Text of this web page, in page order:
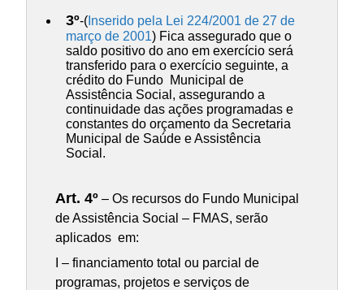
3º-( Inserido pela Lei 224/2001 de 27 de
março de 2001) Fica assegurado que o
saldo positivo do ano em exercício será
transferido para o exercício seguinte, a
crédito do Fundo Municipal de
Assistência Social, assegurando a
continuidade das ações programadas e
constantes do orçamento da Secretaria
Municipal de Saúde e Assistência
Social.
Art. 4º – Os recursos do Fundo Municipal
de Assistência Social – FMAS, serão
aplicados em:
I – financiamento total ou parcial de
programas, projetos e serviços de